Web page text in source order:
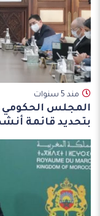
مند 5 سنوات
المجلس
بتحديد قائمة